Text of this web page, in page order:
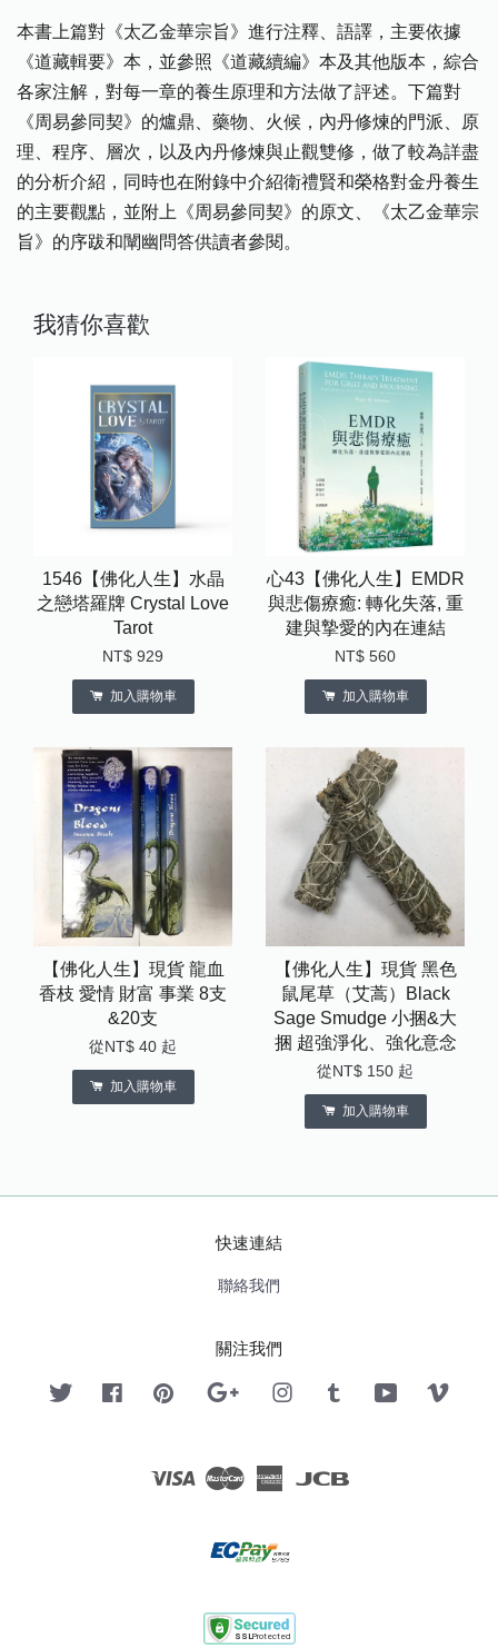
本書上篇對《太乙金華宗旨》進行注釋、語譯，主要依據
《道藏輯要》本，並參照《道藏續編》本及其他版本，綜合
各家注解，對每一章的養生原理和方法做了評述。下篇對
《周易參同契》的爐鼎、藥物、火候，內丹修煉的門派、原
理、程序、層次，以及內丹修煉與止觀雙修，做了較為詳盡
的分析介紹，同時也在附錄中介紹衛禮賢和榮格對金丹養生
的主要觀點，並附上《周易參同契》的原文、《太乙金華宗
旨》的序跋和闡幽問答供讀者參閱。
我猜你喜歡
1546【佛化人生】水晶
之戀塔羅牌 Crystal Love
Tarot
NT$ 929
加入購物車
心43【佛化人生】EMDR
與悲傷療癒: 轉化失落, 重
建與摯愛的內在連結
NT$ 560
加入購物車
【佛化人生】現貨 龍血
香枝 愛情 財富 事業 8支
&20支
從 NT$ 40 起
加入購物車
【佛化人生】現貨 黑色
鼠尾草（艾蒿）Black
Sage Smudge 小捆&大
捆 超強淨化、強化意念
從 NT$ 150 起
加入購物車
快速連結
聯絡我們
關注我們
Twitter FacebookPinterest Google InstagramTumblr YouTube
Visa Master American